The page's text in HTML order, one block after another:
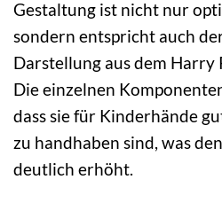
Gestaltung ist nicht nur
sondern entspricht auch
Darstellung aus dem
Die einzelnen
dass sie für Kinderhände
zu handhaben sind, was
deutlich erhöht.